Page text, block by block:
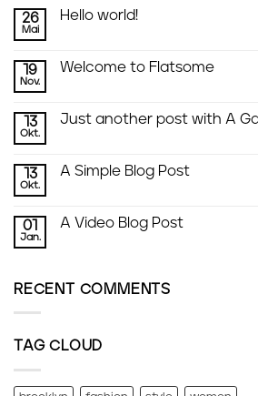
26
Mai
Hello world!
19
Nov.
Welcome to Flatsome
13
Okt.
Just another post with A
13
Okt.
A Simple Blog Post
01
Jan.
A Video Blog Post
RECENT COMMENTS
TAG CLOUD